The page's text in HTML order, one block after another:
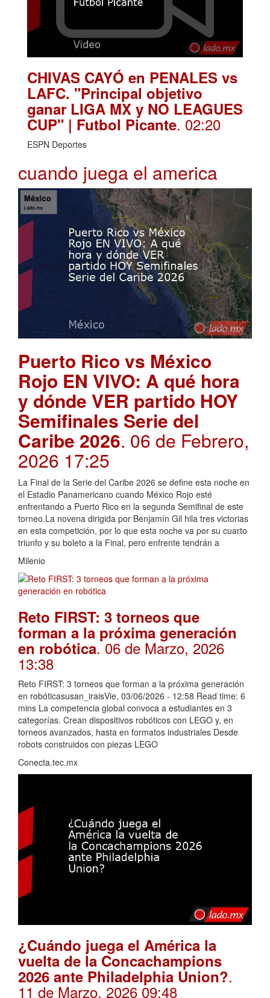
CHIVAS CAYÓ en PENALES vs
LAFC. "Principal objetivo
ganar LIGA MX y NO LEAGUES
CUP" | Futbol Picante. 02:20
ESPN Deportes
cuando juega el america
Puerto Rico vs México
Rojo EN VIVO: A qué hora
y dónde VER partido HOY
Semifinales Serie del
Caribe 2026. 06 de Febrero,
2026 17:25
La Final de la Serie del Caribe 2026 se define esta noche en
el Estadio Panamericano cuando México Rojo esté
enfrentando a Puerto Rico en la segunda Semifinal de este
torneo.La novena dirigida por Benjamín Gil hila tres victorias
en esta competición, por lo que esta noche va por su cuarto
triunfo y su boleto a la Final, pero enfrente tendrán a
Milenio
Reto FIRST: 3 torneos que
forman a la próxima generación
en robótica. 06 de Marzo, 2026
13:38
Reto FIRST: 3 torneos que forman a la próxima generación
en robóticasusan_iraisVie, 03/06/2026 - 12:58 Read time: 6
mins La competencia global convoca a estudiantes en 3
categorías. Crean dispositivos robóticos con LEGO y, en
torneos avanzados, hasta en formatos industriales Desde
robots construidos con piezas LEGO
Conecta.tec.mx
¿Cuándo juega el América la
vuelta de la Concachampions
2026 ante Philadelphia Union?.
11 de Marzo, 2026 09:48